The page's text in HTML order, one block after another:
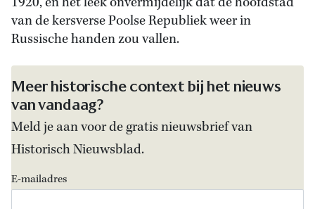
van de kersverse Poolse Republiek weer in
Russische handen zou vallen.
Meer historische context bij het nieuws
van vandaag?
Meld je aan voor de gratis nieuwsbrief van
Historisch Nieuwsblad.
E-mailadres